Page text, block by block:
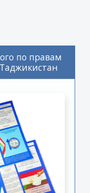
по правам